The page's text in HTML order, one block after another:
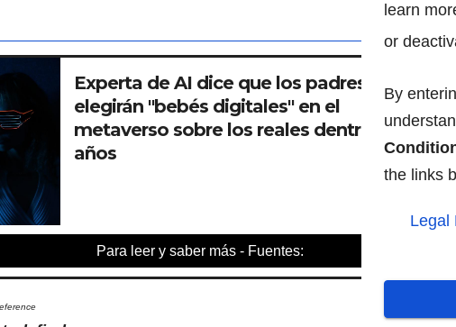
learn
or
By
the links
Legal
Experta de AI dice que los padres
elegirán "bebés digitales" en el
metaverso sobre los reales dentro de 50
años
Para leer y saber más - Fuentes: